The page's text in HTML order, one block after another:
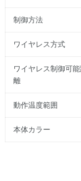
制御方法
ワイヤレス方式
ワイヤレス制御可
離
動作温度範囲
本体カラー